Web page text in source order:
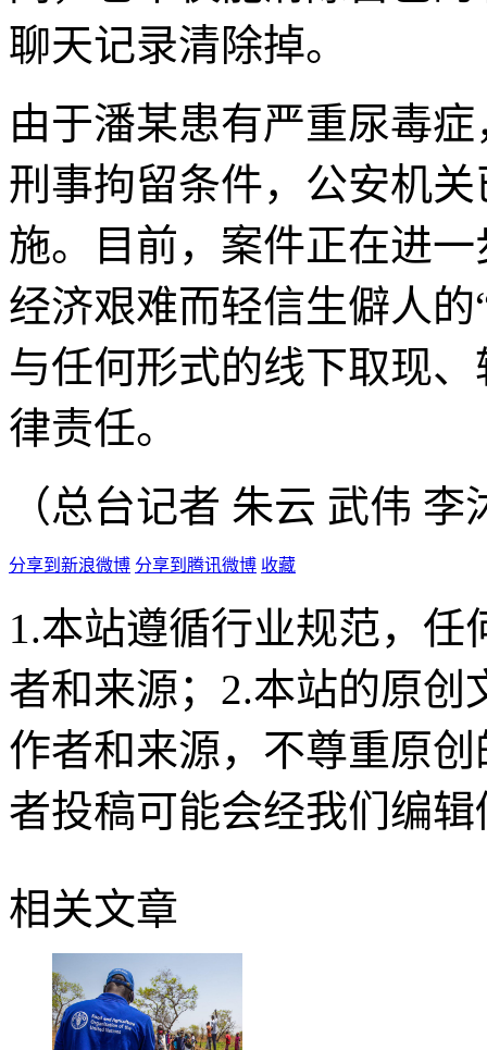
聊天记录清除掉。
由于潘某患有严重尿毒
刑事拘留条件，公安机
施。目前，案件正在进
经济艰难而轻信生僻人
与任何形式的线下取现
律责任。
（总台记者 朱云 武伟
分享到新浪微博 分享到腾讯微博 收藏
1.本站遵循行业规范，
者和来源；2.本站的原
作者和来源，不尊重原
者投稿可能会经我们编
相关文章